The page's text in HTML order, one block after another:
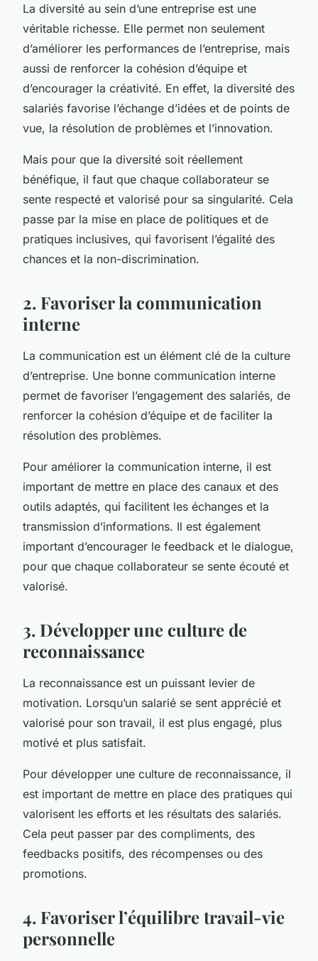
La diversité au sein d’une entreprise est une
véritable richesse. Elle permet non seulement
d’améliorer les performances de l’entreprise, mais
aussi de renforcer la cohésion d’équipe et
d’encourager la créativité. En effet, la diversité des
salariés favorise l’échange d’idées et de points de
vue, la résolution de problèmes et l’innovation.
Mais pour que la diversité soit réellement
bénéfique, il faut que chaque collaborateur se
sente respecté et valorisé pour sa singularité. Cela
passe par la mise en place de politiques et de
pratiques inclusives, qui favorisent l’égalité des
chances et la non-discrimination.
2. Favoriser la communication
interne
La communication est un élément clé de la culture
d’entreprise. Une bonne communication interne
permet de favoriser l’engagement des salariés, de
renforcer la cohésion d’équipe et de faciliter la
résolution des problèmes.
Pour améliorer la communication interne, il est
important de mettre en place des canaux et des
outils adaptés, qui facilitent les échanges et la
transmission d’informations. Il est également
important d’encourager le feedback et le dialogue,
pour que chaque collaborateur se sente écouté et
valorisé.
3. Développer une culture de
reconnaissance
La reconnaissance est un puissant levier de
motivation. Lorsqu’un salarié se sent apprécié et
valorisé pour son travail, il est plus engagé, plus
motivé et plus satisfait.
Pour développer une culture de reconnaissance, il
est important de mettre en place des pratiques qui
valorisent les efforts et les résultats des salariés.
Cela peut passer par des compliments, des
feedbacks positifs, des récompenses ou des
promotions.
4. Favoriser l’équilibre travail-vie
personnelle